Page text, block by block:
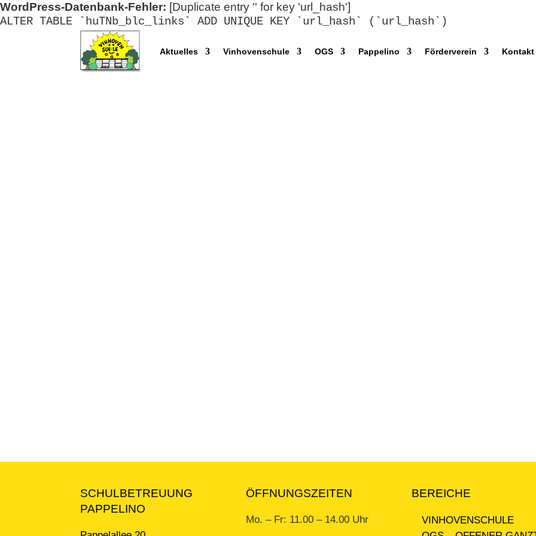
WordPress-Datenbank-Fehler: [Duplicate entry '' for key 'url_hash']
ALTER TABLE `huTNb_blc_links` ADD UNIQUE KEY `url_hash` (`url_hash`)
Aktuelles Vinhovenschule OGS Pappelino Förderverein Kontakt
SCHULBETREUUNG
PAPPELINO
ÖFFNUNGSZEITEN
Mo. – Fr: 11.00 – 14.00 Uhr
BEREICHE
VINHOVENSCHULE